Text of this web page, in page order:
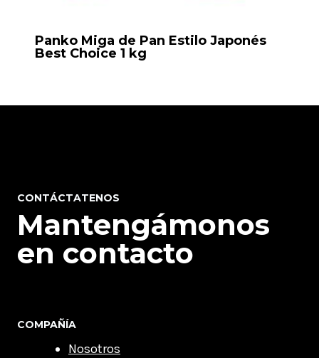
Panko Miga de Pan Estilo Japonés
Best Choice 1 kg
CONTÁCTATENOS
Mantengámonos
en contacto
COMPAÑÍA
Nosotros